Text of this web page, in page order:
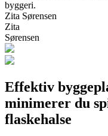
byggeri.
Zita Sørensen
Zita
Sørensen
Effektiv
minimerer du
flaskehalse